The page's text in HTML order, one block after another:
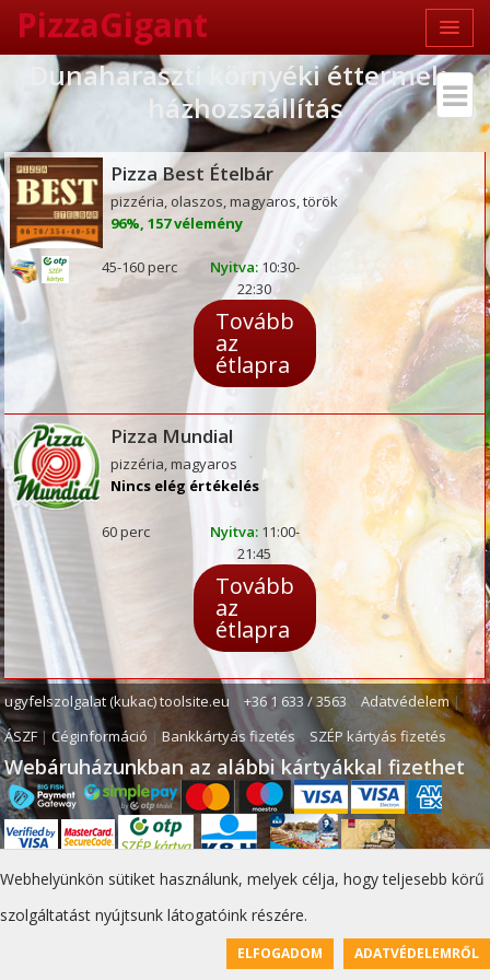
Webhelyünkön sütiket használunk, melyek célja, hogy teljesebb körű
szolgáltatást nyújtsunk látogatóink részére.
ELFOGADOM ADATVÉDELEMRŐL
PizzaGigant
Dunaharaszti környéki éttermek -
házhozszállítás
Pizza Best Ételbár
pizzéria, olaszos, magyaros, török
96%, 157 vélemény
45-160 perc Nyitva:10:30-
22:30
Tovább
az
étlapra
Pizza Mundial
pizzéria, magyaros
Nincs elég értékelés
60 perc Nyitva:11:00-
21:45
Tovább
az
étlapra
ugyfelszolgalat (kukac) toolsite.eu |+36 1 633 / 3563 |Adatvédelem|
ÁSZF |Céginformáció |Bankkártyás fizetés SZÉP kártyás fizetés
Webáruházunkban az alábbi kártyákkal fizethet